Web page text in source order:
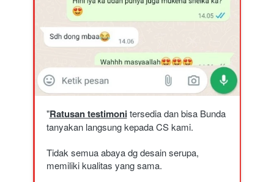
"Ratusan testimoni tersedia dan bisa Bunda
tanyakan langsung kepada CS kami.
Tidak semua abaya dg desain serupa,
memiliki kualitas yang sama.